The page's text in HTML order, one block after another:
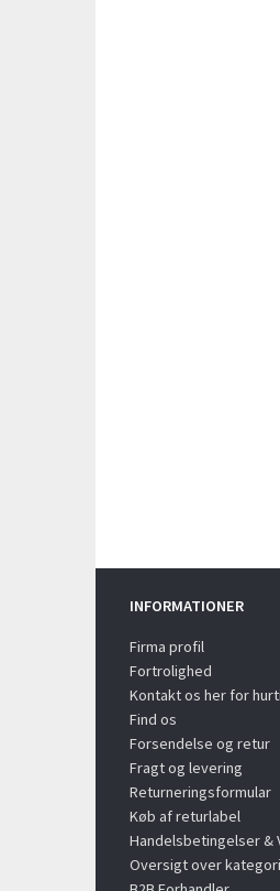
INFORMATIONER
Firma profil
Fortrolighed
Kontakt os her for
Find os
Forsendelse og retur
Fragt og levering
Returneringsformular
Køb af returlabel
Handelsbetingelser &
Oversigt over